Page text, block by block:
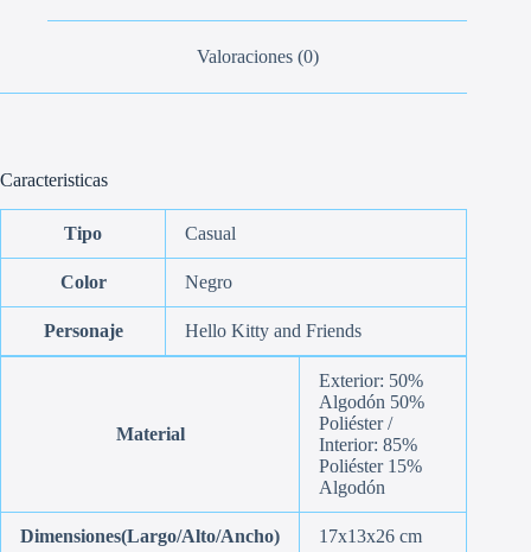
Valoraciones (0)
Caracteristicas
Tipo Casual
Color Negro
Personaje Hello Kitty and Friends
Material
Exterior: 50%
Algodón 50%
Poliéster /
Interior: 85%
Poliéster 15%
Algodón
Dimensiones(Largo/Alto/Ancho) 17x13x26 cm